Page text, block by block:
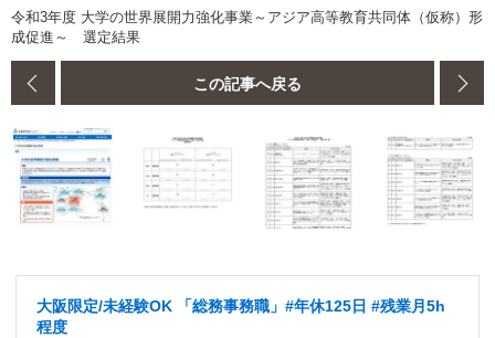
令和3年度 大学の世界展開力強化事業～アジア高等教育共同体（仮称）形
成促進～ 選定結果
この記事へ戻る
大阪限定/未経験OK 「総務事務職」#年休125日 #残業月5h
程度